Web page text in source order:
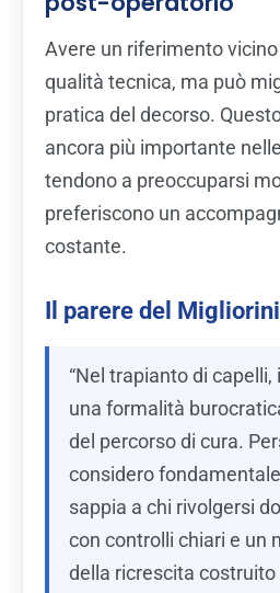
Avere un riferimento
qualità tecnica, ma può
pratica del decorso.
ancora più importante
tendono a preoccuparsi
preferiscono un
costante.
Il parere del Migliorini
“Nel trapianto di
una formalità
del percorso di cura.
considero
sappia a chi rivolgersi
con controlli chiari e un
della ricrescita